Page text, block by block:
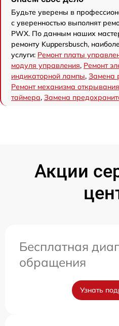
Будьте уверены в
с уверенностью выполнят
PWX. По данным наших
ремонту Kuppersbusch,
услуги: Ремонт платы
модуля управления, Ремонт
индикаторной лампы, Замена
Ремонт механизма
таймера, Замена
Акции
Бесплатная
обращения
Узнать